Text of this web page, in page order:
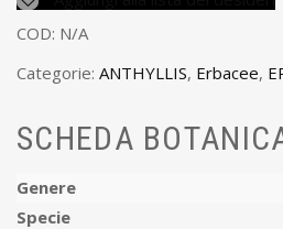
COD: N/A
Categorie: ANTHYLLIS, Erbacee,
SCHEDA
Genere
Specie